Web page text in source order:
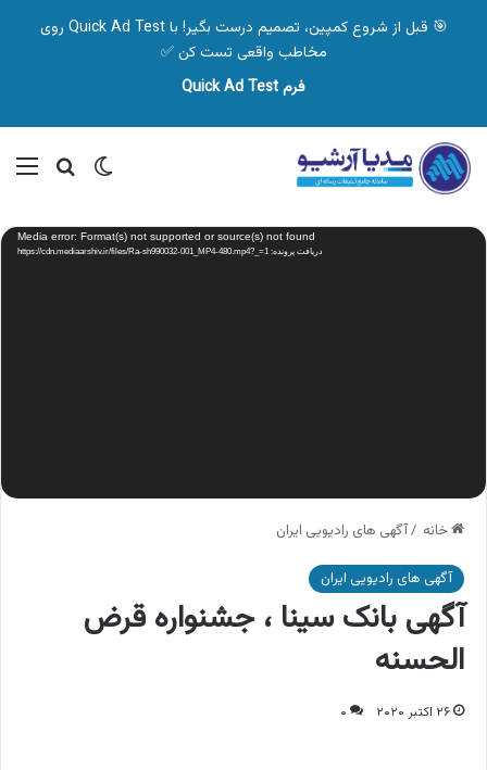
🎯 قبل از شروع کمپین، تصمیم درست بگیر! با Quick Ad Test روی
مخاطب واقعی تست کن ✅
فرم Quick Ad Test
تغییر پوسته
نمایشگر
ویدیو Media error: Format(s) not supported or source(s) not found
دریافت پرونده: https://cdn.mediaarshiv.ir/files/Ra-sh990032-001_MP4-480.mp4?_=1
خانه /آگهی های رادیویی ایران
آگهی های رادیویی ایران
آگهی بانک سینا ، جشنواره قرض
الحسنه
۲۶ اکتبر ۲۰۲۰ ۰